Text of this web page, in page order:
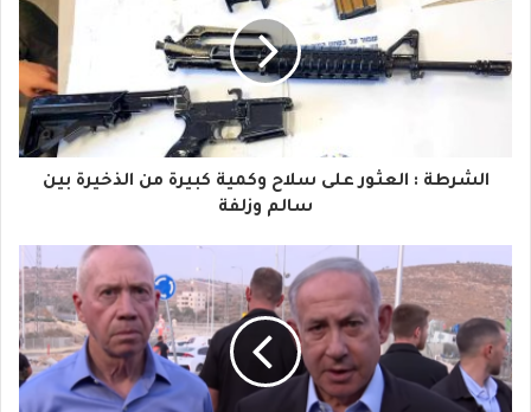
د
إ
ل
ك
ت
الشرطة : العثور على سلاح وكمية كبيرة من الذخيرة بين
سالم وزلفة